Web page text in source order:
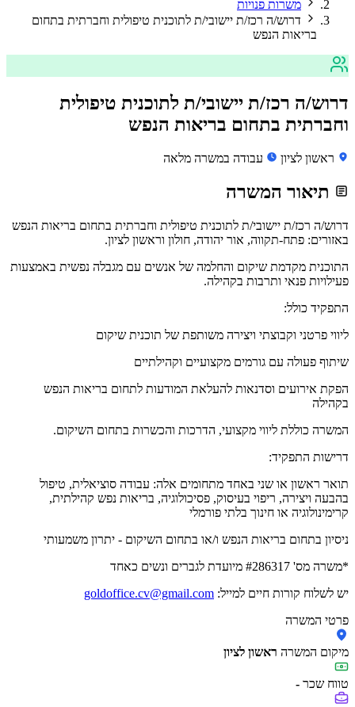
משרות פנויות
דרוש/ה רכז/ת יישובי/ת לתוכנית טיפולית וחברתית בתחום
בריאות הנפש
דרוש/ה רכז/ת יישובי/ת לתוכנית טיפולית
וחברתית בתחום בריאות הנפש
ראשון לציון עבודה במשרה מלאה
תיאור המשרה
דרוש/ה רכז/ת יישובי/ת לתוכנית טיפולית וחברתית בתחום בריאות הנפש
באזורים: פתח-תקווה, אור יהודה, חולון וראשון לציון.
התוכנית מקדמת שיקום והחלמה של אנשים עם מגבלה נפשית באמצעות
פעילויות פנאי ותרבות בקהילה.
התפקיד כולל:
ליווי פרטני וקבוצתי ויצירה משותפת של תוכנית שיקום
שיתוף פעולה עם גורמים מקצועיים וקהילתיים
הפקת אירועים וסדנאות להעלאת המודעות לתחום בריאות הנפש
בקהילה
המשרה כוללת ליווי מקצועי, הדרכות והכשרות בתחום השיקום.
דרישות התפקיד:
תואר ראשון או שני באחד מתחומים אלה: עבודה סוציאלית, טיפול
בהבעה ויצירה, ריפוי בעיסוק, פסיכולוגיה, בריאות נפש קהילתית,
קרימינולוגיה או חינוך בלתי פורמלי
ניסיון בתחום בריאות הנפש ו/או בתחום השיקום - יתרון משמעותי
*משרה מס' #286317 מיועדת לגברים ונשים כאחד
יש לשלוח קורות חיים למייל: goldoffice.cv@gmail.com
פרטי המשרה
מיקום המשרה ראשון לציון
טווח שכר -